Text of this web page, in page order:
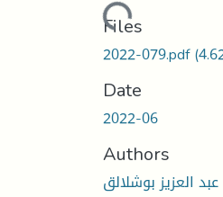
Loading...
Files
2022-079.pdf
Date
2022-06
Authors
العزيز بوشلالق